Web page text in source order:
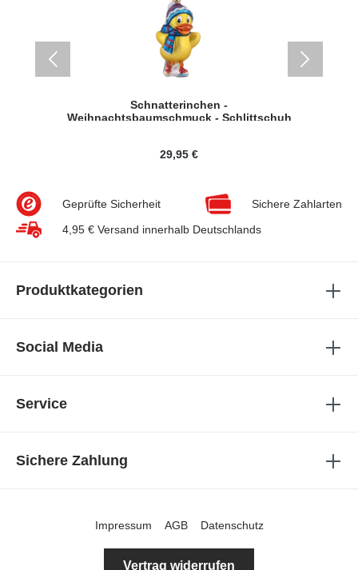
Schnatterinchen -
Weihnachtsbaumschmuck - Schlittschuh
29,95 €
Geprüfte Sicherheit
Sichere Zahlarten
4,95 € Versand innerhalb Deutschlands
Produktkategorien
Social Media
Service
Sichere Zahlung
Impressum AGB Datenschutz
Vertrag widerrufen